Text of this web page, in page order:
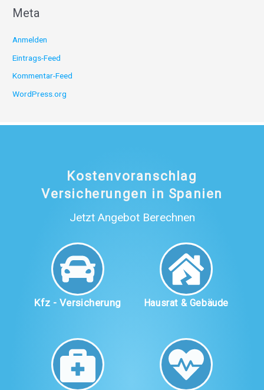
Meta
Anmelden
Eintrags-Feed
Kommentar-Feed
WordPress.org
Kostenvoranschlag
Versicherungen in Spanien
Jetzt Angebot Berechnen
Kfz - Versicherung Hausrat & Gebäude